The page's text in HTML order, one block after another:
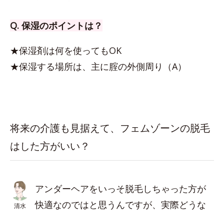
Q. 保湿のポイントは？
★保湿剤は何を使ってもOK
★保湿する場所は、主に腟の外側周り（A）
将来の介護も見据えて、フェムゾーンの脱毛
はした方がいい？
清水
アンダーヘアをいっそ脱毛しちゃった方が
快適なのではと思うんですが、実際どうな